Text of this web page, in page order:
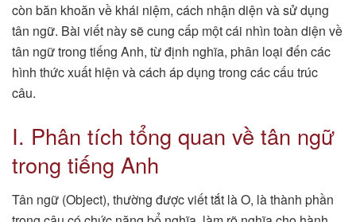
còn băn khoăn về khái niệm, cách nhận diện và sử dụng
tân ngữ. Bài viết này sẽ cung cấp một cái nhìn toàn diện về
tân ngữ trong tiếng Anh, từ định nghĩa, phân loại đến các
hình thức xuất hiện và cách áp dụng trong các cấu trúc
câu.
I. Phân tích tổng quan về tân ngữ
trong tiếng Anh
Tân ngữ (Object), thường được viết tắt là O, là thành phần